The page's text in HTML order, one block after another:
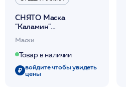
СНЯТО Маска
"Каламин"
/Stella Marina*
Маски
Товар в наличии
войдите чтобы увидеть
цены